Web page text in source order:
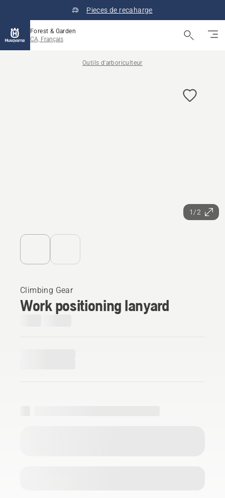
Pieces de recaharge
Forest & Garden
CA, Français
Outils d'arboriculteur
1/2
Climbing Gear
Work positioning lanyard